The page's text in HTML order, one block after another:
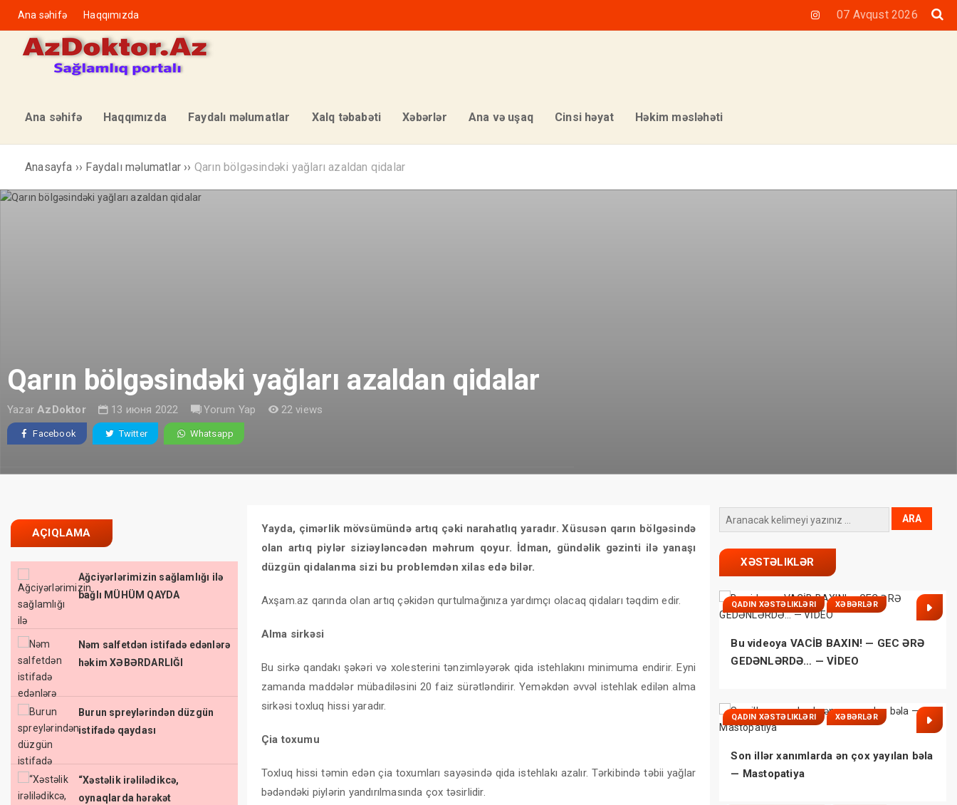
07 Avqust 2026
Ana səhifə Haqqımızda
Ana səhifə Haqqımızda Faydalı məlumatlar Xalq təbabəti Xəbərlər Ana və uşaq Cinsi həyat Həkim məsləhəti
Anasayfa ›› Faydalı məlumatlar ›› Qarın bölgəsindəki yağları azaldan qidalar
Qarın bölgəsindəki yağları azaldan qidalar
YazarAzDoktor 13 июня 2022 Yorum Yap 22 views
Facebook Twitter Whatsapp
AÇIQLAMA
Ağciyərlərimizin sağlamlığı ilə
bağlı MÜHÜM QAYDA
Nəm salfetdən istifadə edənlərə
həkim XƏBƏRDARLIĞI
Burun spreylərindən düzgün
istifadə qaydası
“Xəstəlik irəlilədikcə,
oynaqlarda hərəkət
Yayda, çimərlik mövsümündə artıq çəki narahatlıq yaradır. Xüsusən qarın bölgəsində
olan artıq piylər siziəyləncədən məhrum qoyur. İdman, gündəlik gəzinti ilə yanaşı
düzgün qidalanma sizi bu problemdən xilas edə bilər.
Axşam.az qarında olan artıq çəkidən qurtulmağınıza yardımçı olacaq qidaları təqdim edir.
Alma sirkəsi
Bu sirkə qandakı şəkəri və xolesterini tənzimləyərək qida istehlakını minimuma endirir. Eyni
zamanda maddələr mübadiləsini 20 faiz sürətləndirir. Yeməkdən əvvəl istehlak edilən alma
sirkəsi toxluq hissi yaradır.
Çia toxumu
Toxluq hissi təmin edən çia toxumları sayəsində qida istehlakı azalır. Tərkibində təbii yağlar
bədəndəki piylərin yandırılmasında çox təsirlidir.
XƏSTƏLIKLƏR
QADIN XƏSTƏLIKLƏRI XƏBƏRLƏR
Bu videoya VACİB BAXIN! — GEC ƏRƏ
GEDƏNLƏRDƏ… — VİDEO
QADIN XƏSTƏLIKLƏRI XƏBƏRLƏR
Son illər xanımlarda ən çox yayılan bəla
— Mastopatiya